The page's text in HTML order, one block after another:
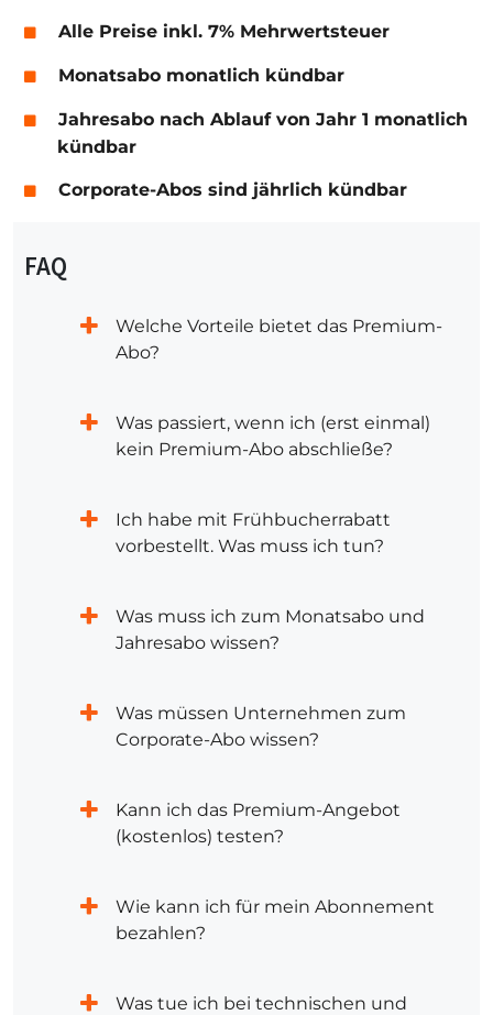
Alle Preise inkl. 7% Mehrwertsteuer
Monatsabo monatlich kündbar
Jahresabo nach Ablauf von Jahr 1 monatlich
kündbar
Corporate-Abos sind jährlich kündbar
FAQ
Welche Vorteile bietet das Premium-
Abo?
Was passiert, wenn ich (erst einmal)
kein Premium-Abo abschließe?
Ich habe mit Frühbucherrabatt
vorbestellt. Was muss ich tun?
Was muss ich zum Monatsabo und
Jahresabo wissen?
Was müssen Unternehmen zum
Corporate-Abo wissen?
Kann ich das Premium-Angebot
(kostenlos) testen?
Wie kann ich für mein Abonnement
bezahlen?
Was tue ich bei technischen und